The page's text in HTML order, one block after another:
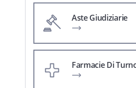
Aste Giudiziarie
Farmacie Di